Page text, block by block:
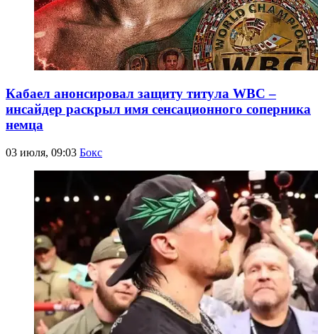
Кабаел анонсировал защиту титула WBC –
инсайдер раскрыл имя сенсационного соперника
немца
03 июля, 09:03 Бокс